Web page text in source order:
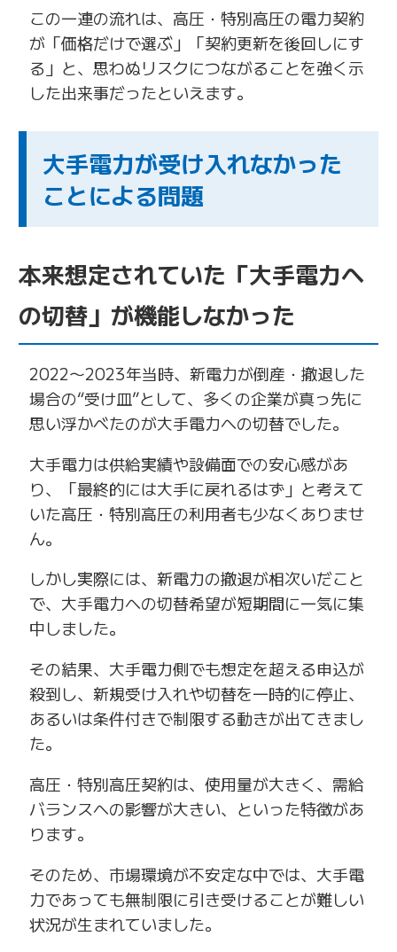
この一連の流れは、高圧・特別高圧の電力契約
が「価格だけで選ぶ」「契約更新を後回しにす
る」と、思わぬリスクにつながることを強く示
した出来事だったといえます。
大手電力が受け入れなかった
ことによる問題
本来想定されていた「大手電力へ
の切替」が機能しなかった
2022〜2023年当時、新電力が倒産・撤退した
場合の“受け皿”として、多くの企業が真っ先に
思い浮かべたのが大手電力への切替でした。
大手電力は供給実績や設備面での安心感があ
り、「最終的には大手に戻れるはず」と考えて
いた高圧・特別高圧の利用者も少なくありませ
ん。
しかし実際には、新電力の撤退が相次いだこと
で、大手電力への切替希望が短期間に一気に集
中しました。
その結果、大手電力側でも想定を超える申込が
殺到し、新規受け入れや切替を一時的に停止、
あるいは条件付きで制限する動きが出てきまし
た。
高圧・特別高圧契約は、使用量が大きく、需給
バランスへの影響が大きい、といった特徴があ
ります。
そのため、市場環境が不安定な中では、大手電
力であっても無制限に引き受けることが難しい
状況が生まれていました。